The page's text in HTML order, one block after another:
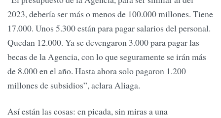
2023, debería ser más o menos de 100.000 millones. Tiene
17.000. Unos 5.300 están para pagar salarios del personal.
Quedan 12.000. Ya se devengaron 3.000 para pagar las
becas de la Agencia, con lo que seguramente se irán más
de 8.000 en el año. Hasta ahora solo pagaron 1.200
millones de subsidios”, aclara Aliaga.
Así están las cosas: en picada, sin miras a una